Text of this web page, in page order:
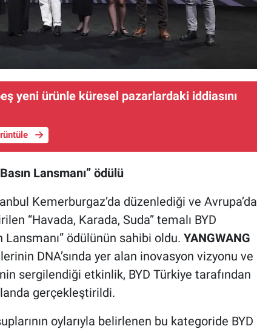
yeni ürünle küresel pazarlardaki iddiasını
Lansmanı” ödülü
Kemerburgaz’da düzenlediği ve Avrupa’da
“Havada, Karada, Suda” temalı BYD
Lansmanı” ödülünün sahibi oldu. YANGWANG
DNA’sında yer alan inovasyon vizyonu ve
sergilendiği etkinlik, BYD Türkiye tarafından
gerçekleştirildi.
oylarıyla belirlenen bu kategoride BYD